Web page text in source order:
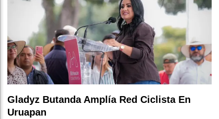
Gladyz Butanda Amplía Red Ciclista En
Uruapan